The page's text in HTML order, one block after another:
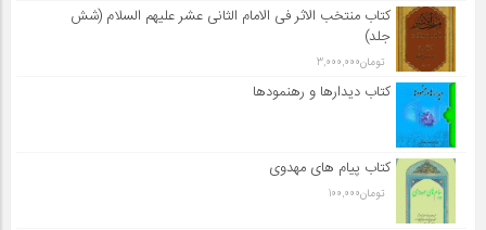
کتاب منتخب الاثر فی الامام الثانی عشر علیهم السلام (شش
جلد)
تومان3,000,000
کتاب دیدارها و رهنمودها
کتاب پیام های مهدوی
تومان100,000